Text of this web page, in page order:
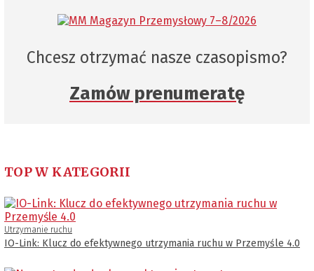
Chcesz otrzymać nasze czasopismo?
Zamów prenumeratę
TOP W KATEGORII
Utrzymanie ruchu
IO-Link: Klucz do efektywnego utrzymania ruchu w Przemyśle 4.0